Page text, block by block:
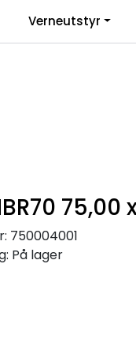
inkl. mva.
Verneutstyr
75,00
750004001
På lager